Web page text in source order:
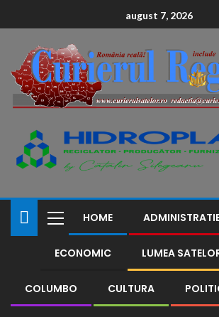
august 7, 2026
HOME
ECONOMIC LUMEA
COLUMBO CULTURA